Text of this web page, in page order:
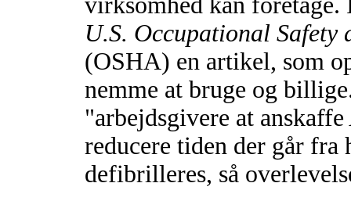
U.S. Occupational
(OSHA) en artikel, som
nemme at bruge og
"arbejdsgivere at
reducere tiden der går fra
defibrilleres, så